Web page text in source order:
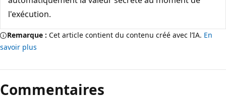
l'exécution.
Remarque : Cet article contient du contenu créé avec l’IA. En
savoir plus
Commentaires